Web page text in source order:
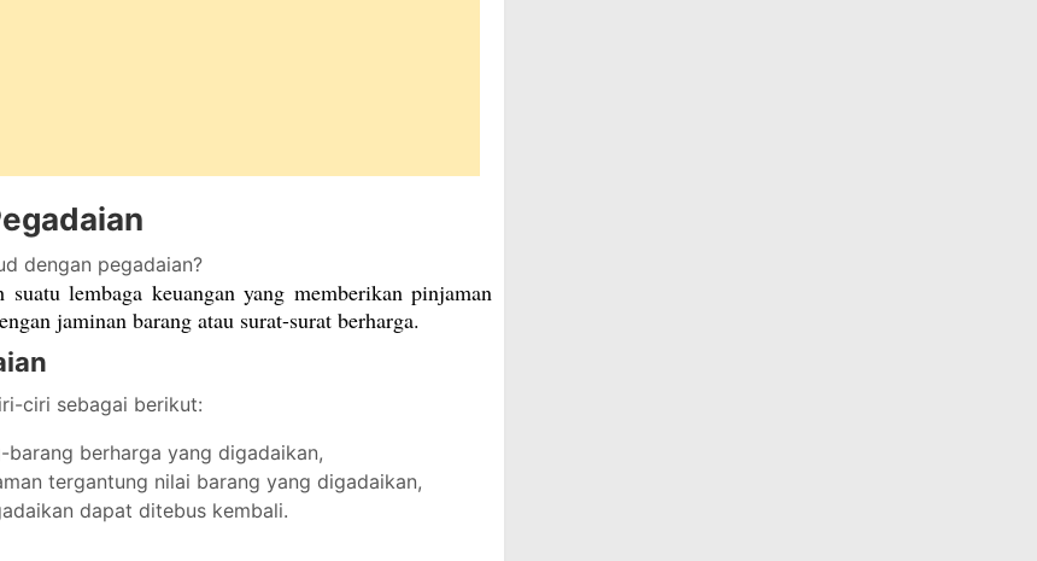
dengan pegadaian?
suatu lembaga keuangan yang memberikan pinjaman
jaminan barang atau surat-surat berharga.
ciri sebagai berikut:
berharga yang digadaikan,
tergantung nilai barang yang digadaikan,
dapat ditebus kembali.